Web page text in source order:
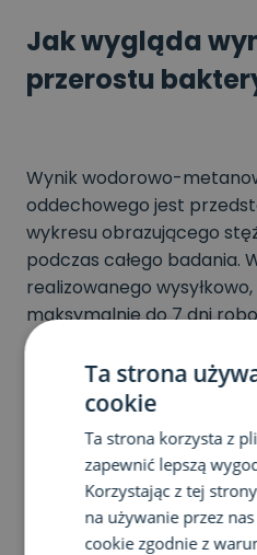
Jak wygląda
przerostu
Wynik wodorowo-
oddechowego jest
wykresu obrazującego
podczas całego badania.
realizowanego
maksymalnie do 7 dni
materiału do laboratorium
wybierzesz wariant
oddechowego SIBO
Ta strona
cookie
Ta strona korzysta z
zapewnić lepszą
Korzystając z tej
na używanie przez
cookie zgodnie z